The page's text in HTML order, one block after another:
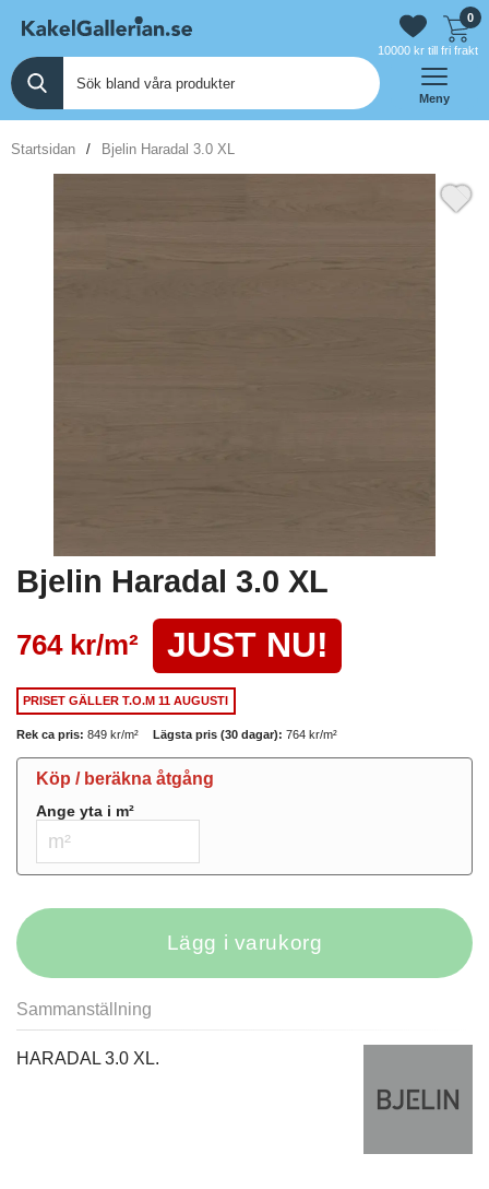
0
10000 kr till fri frakt
Meny
Startsidan Bjelin Haradal 3.0 XL
Bjelin Haradal 3.0 XL
764 kr/m² JUST NU!
PRISET GÄLLERT.O.M 11 AUGUSTI
Rek ca pris: 849 kr/m² Lägsta pris (30 dagar): 764 kr/m²
Köp / beräkna åtgång
Ange yta i m²
Lägg i varukorg
Sammanställning
HARADAL 3.0 XL.